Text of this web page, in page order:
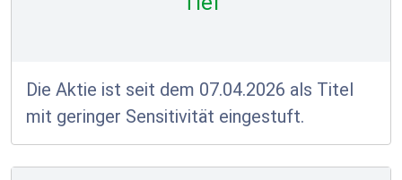
Die Aktie ist seit dem 07.04.2026 als Titel
mit geringer Sensitivität eingestuft.